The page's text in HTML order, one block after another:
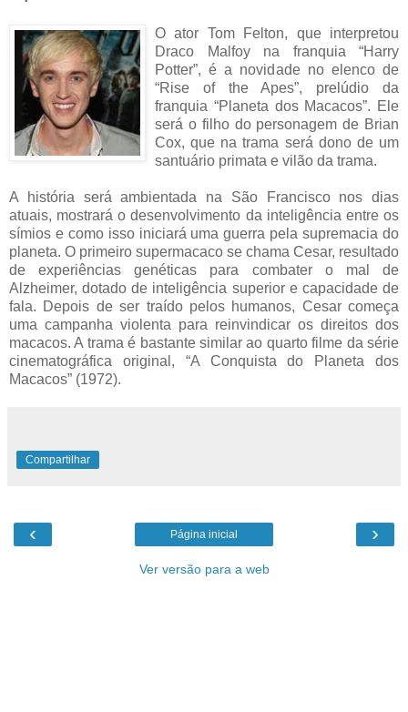
O ator Tom Felton, que interpretou
Draco Malfoy na franquia “Harry
Potter”, é a novidade no elenco de
“Rise of the Apes”, prelúdio da
franquia “Planeta dos Macacos”. Ele
será o filho do personagem de Brian
Cox, que na trama será dono de um
santuário primata e vilão da trama.
A história será ambientada na São Francisco nos dias
atuais, mostrará o desenvolvimento da inteligência entre os
símios e como isso iniciará uma guerra pela supremacia do
planeta. O primeiro supermacaco se chama Cesar, resultado
de experiências genéticas para combater o mal de
Alzheimer, dotado de inteligência superior e capacidade de
fala. Depois de ser traído pelos humanos, Cesar começa
uma campanha violenta para reinvindicar os direitos dos
macacos. A trama é bastante similar ao quarto filme da série
cinematográfica original, “A Conquista do Planeta dos
Macacos” (1972).
Compartilhar
‹ ›
Página inicial
Ver versão para a web